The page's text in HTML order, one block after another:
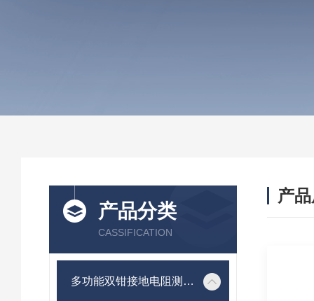
产品分类
CASSIFICATION
多功能双钳接地电阻测试仪
产